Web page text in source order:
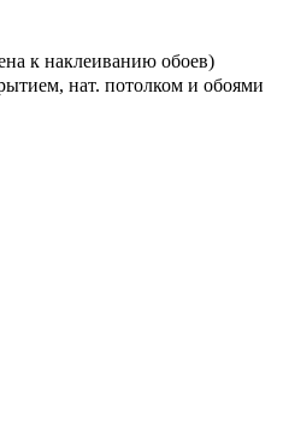
к наклеиванию обоев)
нат. потолком и обоями